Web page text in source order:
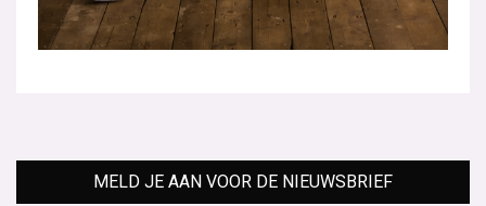
MELD JE AAN VOOR DE NIEUWSBRIEF